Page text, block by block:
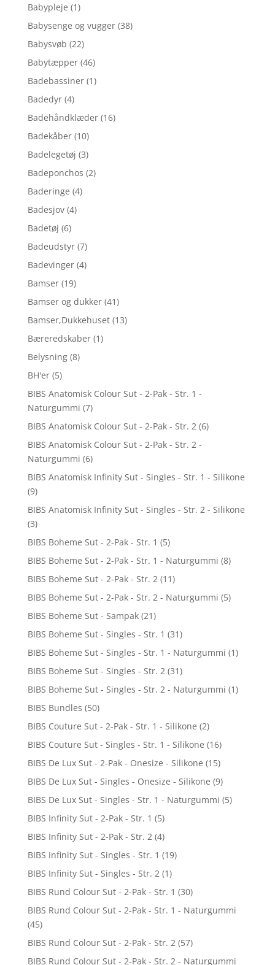
Babypleje (1)
Babysenge og vugger (38)
Babysvøb (22)
Babytæpper (46)
Badebassiner (1)
Badedyr (4)
Badehåndklæder (16)
Badekåber (10)
Badelegetøj (3)
Badeponchos (2)
Baderinge (4)
Badesjov (4)
Badetøj (6)
Badeudstyr (7)
Badevinger (4)
Bamser (19)
Bamser og dukker (41)
Bamser,Dukkehuset (13)
Bæreredskaber (1)
Belysning (8)
BH'er (5)
BIBS Anatomisk Colour Sut - 2-Pak - Str. 1 -
Naturgummi (7)
BIBS Anatomisk Colour Sut - 2-Pak - Str. 2 (6)
BIBS Anatomisk Colour Sut - 2-Pak - Str. 2 -
Naturgummi (6)
BIBS Anatomisk Infinity Sut - Singles - Str. 1 - Silikone
(9)
BIBS Anatomisk Infinity Sut - Singles - Str. 2 - Silikone
(3)
BIBS Boheme Sut - 2-Pak - Str. 1 (5)
BIBS Boheme Sut - 2-Pak - Str. 1 - Naturgummi (8)
BIBS Boheme Sut - 2-Pak - Str. 2 (11)
BIBS Boheme Sut - 2-Pak - Str. 2 - Naturgummi (5)
BIBS Boheme Sut - Sampak (21)
BIBS Boheme Sut - Singles - Str. 1 (31)
BIBS Boheme Sut - Singles - Str. 1 - Naturgummi (1)
BIBS Boheme Sut - Singles - Str. 2 (31)
BIBS Boheme Sut - Singles - Str. 2 - Naturgummi (1)
BIBS Bundles (50)
BIBS Couture Sut - 2-Pak - Str. 1 - Silikone (2)
BIBS Couture Sut - Singles - Str. 1 - Silikone (16)
BIBS De Lux Sut - 2-Pak - Onesize - Silikone (15)
BIBS De Lux Sut - Singles - Onesize - Silikone (9)
BIBS De Lux Sut - Singles - Str. 1 - Naturgummi (5)
BIBS Infinity Sut - 2-Pak - Str. 1 (5)
BIBS Infinity Sut - 2-Pak - Str. 2 (4)
BIBS Infinity Sut - Singles - Str. 1 (19)
BIBS Infinity Sut - Singles - Str. 2 (1)
BIBS Rund Colour Sut - 2-Pak - Str. 1 (30)
BIBS Rund Colour Sut - 2-Pak - Str. 1 - Naturgummi
(45)
BIBS Rund Colour Sut - 2-Pak - Str. 2 (57)
BIBS Rund Colour Sut - 2-Pak - Str. 2 - Naturgummi